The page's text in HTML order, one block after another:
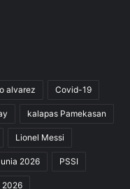
alvarez Covid-19
kalapas Pamekasan
Lionel Messi
2026 PSSI
2026